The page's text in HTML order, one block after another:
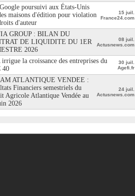
poursuivi aux États-Unis
maisons d'édition pour violation
d'auteur
15 juil.
France24.com
GROUP : BILAN DU
DE LIQUIDITE DU 1ER
2026
08 juil.
Actusnews.com
la croissance des entreprises du
40
30 juil.
Agefi.fr
ATLANTIQUE VENDEE :
Financiers semestriels du
Agricole Atlantique Vendée au
2026
24 juil.
Actusnews.com